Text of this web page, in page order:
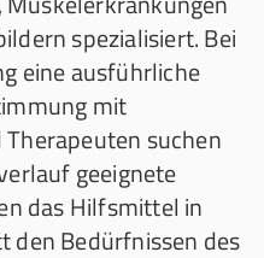
spezialisiert. Bei
eine ausführliche
mit
suchen
geeignete
das Hilfsmittel in
Bedürfnissen des